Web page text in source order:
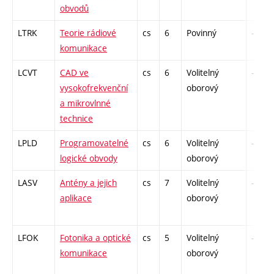
obvodů
LTRK
Teorie rádiové
komunikace
cs 6 Povinný -
LCVT
CAD ve
vysokofrekvenční
a mikrovlnné
technice
cs 6
Volitelný
oborový
-
LPLD
Programovatelné
logické obvody
cs 6
Volitelný
oborový
-
LASV
Antény a jejich
aplikace
cs 7
Volitelný
oborový
-
LFOK
Fotonika a optické
komunikace
cs 5
Volitelný
oborový
-